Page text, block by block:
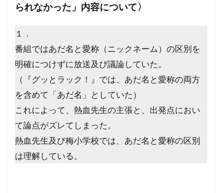
られなかった」内容について〉
１．
番組ではあだ名と愛称（ニックネーム）の区別を
明確につけずに放送及び議論していた。
（『グッとラック！』では、あだ名と愛称の両方
を含めて「あだ名」としていた）
これによって、熱血先生の主張と、出発点におい
て論点がズレてしまった。
熱血先生及び梅小学校では、あだ名と愛称の区別
は理解している。
プロパガンダ２
プロパガンダ
フリーメイソン
ｍRNAワクチン
検索